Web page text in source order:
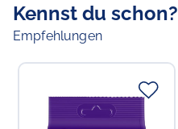
Kennst du schon?
Empfehlungen